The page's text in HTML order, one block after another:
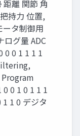
離 関節 角
持力 位置,
タ制御用
グ量 ADC
0 1 1 1 1
0 1 0 1 1 1
1 0 デジタ